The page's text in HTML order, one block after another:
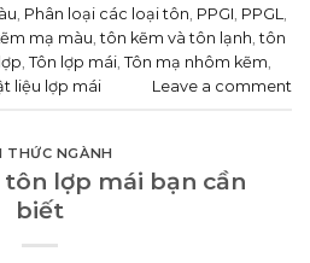
Phân loại các loại tôn PPGI PPGL
mạ màu ,tôn kẽm và tôn lạnh ,tôn
Tôn lợp mái Tôn mạ nhôm kẽm
liệu lợp mái Leave a comment
THỨC NGÀNH
lợp mái bạn cần
biết